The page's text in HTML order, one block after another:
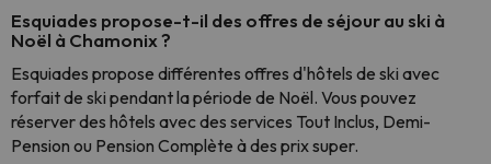
Esquiades propose-t-il des offres de séjour au ski à
Noël à Chamonix ?
Esquiades propose différentes offres d'hôtels de ski avec
forfait de ski pendant la période de Noël. Vous pouvez
réserver des hôtels avec des services Tout Inclus, Demi-
Pension ou Pension Complète à des prix super.